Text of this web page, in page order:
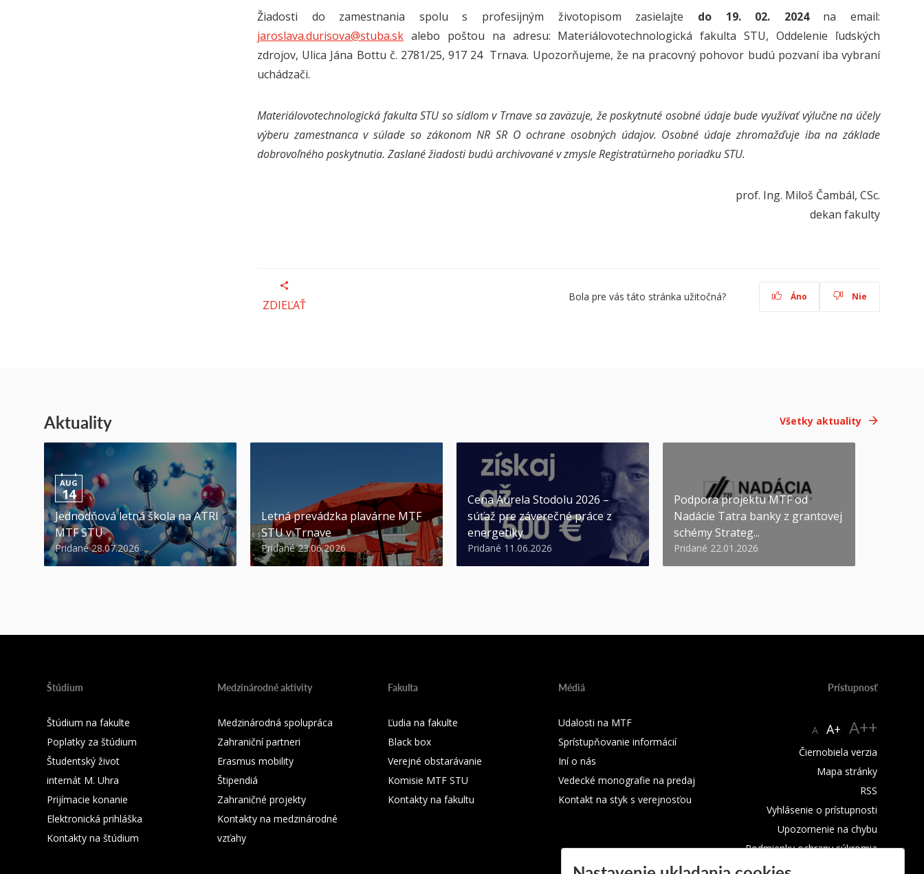
Žiadosti do zamestnania spolu s profesijným životopisom zasielajte do 19. 02. 2024 na email:
jaroslava.durisova@stuba.sk alebo poštou na adresu: Materiálovotechnologická fakulta STU, Oddelenie ľudských
zdrojov, Ulica Jána Bottu č. 2781/25, 917 24 Trnava. Upozorňujeme, že na pracovný pohovor budú pozvaní iba vybraní
uchádzači.
Materiálovotechnologická fakulta STU so sídlom v Trnave sa zaväzuje, že poskytnuté osobné údaje bude využívať výlučne na účely
výberu zamestnanca v súlade so zákonom NR SR O ochrane osobných údajov. Osobné údaje zhromažďuje iba na základe
dobrovoľného poskytnutia. Zaslané žiadosti budú archivované v zmysle Registratúrneho poriadku STU.
prof. Ing. Miloš Čambál, CSc.
dekan fakulty
ZDIEĽAŤ
Bola pre vás táto stránka užitočná? Áno Nie
Aktuality Všetky aktuality
AUG
14
Jednodňová letná škola na ATRI
MTF STU
Pridané 28.07.2026
Letná prevádzka plavárne MTF
STU v Trnave
Pridané 23.06.2026
Cena Aurela Stodolu 2026 –
súťaž pre záverečné práce z
energetiky
Pridané 11.06.2026
Podpora projektu MTF od
Nadácie Tatra banky z grantovej
schémy Strateg...
Pridané 22.01.2026
Štúdium
Štúdium na fakulte
Poplatky za štúdium
Študentský život
internát M. Uhra
Prijímacie konanie
Elektronická prihláška
Kontakty na štúdium
Medzinárodné aktivity
Medzinárodná spolupráca
Zahraniční partneri
Erasmus mobility
Štipendiá
Zahraničné projekty
Kontakty na medzinárodné
vzťahy
Fakulta
Ľudia na fakulte
Black box
Verejné obstarávanie
Komisie MTF STU
Kontakty na fakultu
Médiá
Udalosti na MTF
Sprístupňovanie informácií
Iní o nás
Vedecké monografie na predaj
Kontakt na styk s verejnosťou
Prístupnosť
A A+ A++
Čiernobiela verzia
Mapa stránky
RSS
Vyhlásenie o prístupnosti
Upozornenie na chybu
Podmienky ochrany súkromia